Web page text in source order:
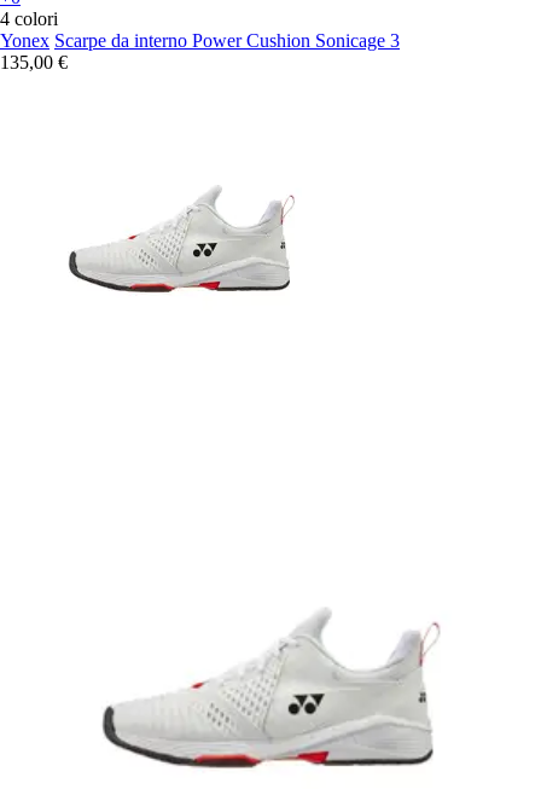
4 colori
Yonex Scarpe da interno Power Cushion Sonicage 3
135,00 €